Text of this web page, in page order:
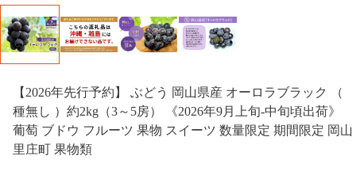
【2026年先行予約】 ぶどう 岡山県産 オーロラブラック （
種無し ）約2kg（3～5房） 《2026年9月上旬-中旬頃出荷》
葡萄 ブドウ フルーツ 果物 スイーツ 数量限定 期間限定 岡山
里庄町 果物類